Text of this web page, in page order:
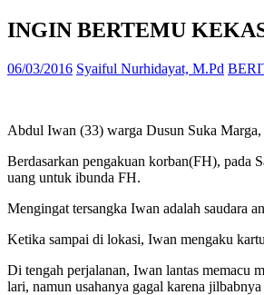
INGIN BERTEMU
06/03/2016 Syaiful Nurhidayat, M.Pd
Abdul Iwan (33) warga Dusun Suka
Berdasarkan pengakuan korban(FH), pada
uang untuk ibunda FH.
Mengingat tersangka Iwan adalah saudara
Ketika sampai di lokasi, Iwan mengaku
Di tengah perjalanan, Iwan lantas memacu
lari, namun usahanya gagal karena